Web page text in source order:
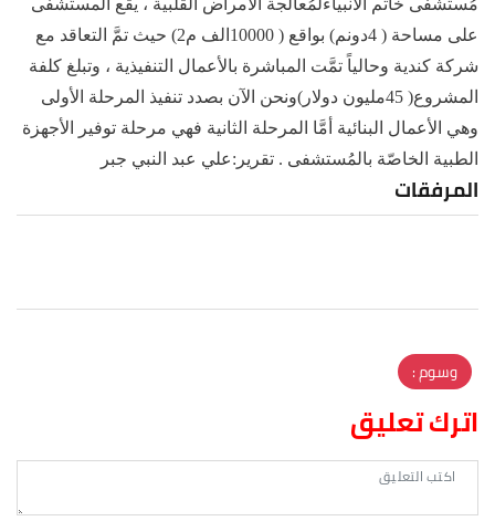
على مساحة ( 4دونم) بواقع ( 10000الف م2) حيث تمَّ التعاقد مع
شركة كندية وحالياً تمَّت المباشرة بالأعمال التنفيذية ، وتبلغ كلفة
المشروع( 45مليون دولار)ونحن الآن بصدد تنفيذ المرحلة الأولى
وهي الأعمال البنائية أمَّا المرحلة الثانية فهي مرحلة توفير الأجهزة
الطبية الخاصّة بالمُستشفى . تقرير:علي عبد النبي جبر
المرفقات
وسوم :
اترك تعليق